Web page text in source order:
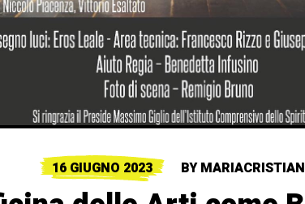
16 GIUGNO 2023 BY